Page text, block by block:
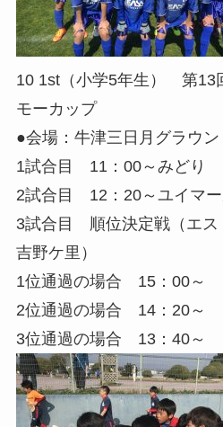
10 1st（小学5年生） 第
モーカップ
●会場：牛津三日月グラウン
1試合目 11：00～みどり
2試合目 12：20～ユイマ
3試合目 順位決定戦（エス
吉野ケ里）
1位通過の場合 15：00～
2位通過の場合 14：20～
3位通過の場合 13：40～